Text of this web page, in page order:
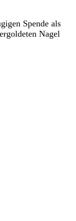
Spende als
Nagel